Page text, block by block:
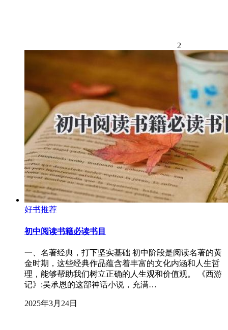
2
好书推荐
初中阅读书籍必读书目
一、名著经典，打下坚实基础 初中阶段是阅读名著的黄
金时期，这些经典作品蕴含着丰富的文化内涵和人生哲
理，能够帮助我们树立正确的人生观和价值观。 《西游
记》:吴承恩的这部神话小说，充满…
2025年3月24日